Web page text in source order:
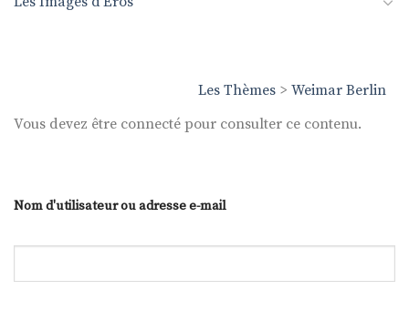
Les Thèmes > Weimar Berlin
Vous devez être connecté pour consulter ce contenu.
Nom d'utilisateur ou adresse e-mail